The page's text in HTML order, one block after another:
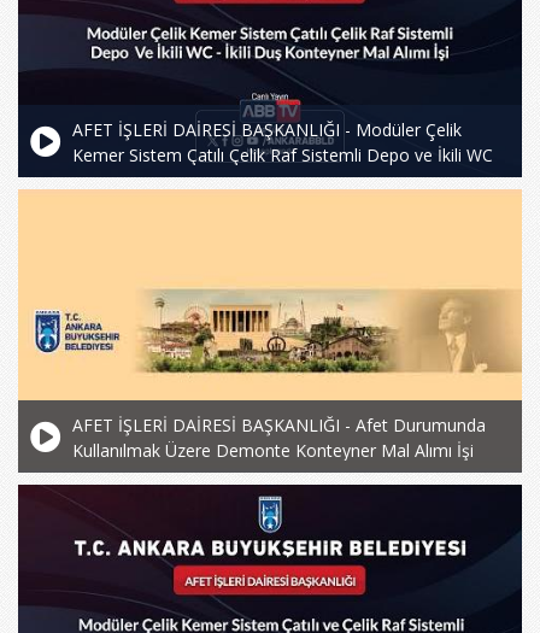
AFET İŞLERİ DAİRESİ BAŞKANLIĞI - Modüler Çelik
Kemer Sistem Çatılı Çelik Raf Sistemli Depo ve İkili WC
-İkili Duş Konteyner Mal Alımı İşi
AFET İŞLERİ DAİRESİ BAŞKANLIĞI - Afet Durumunda
Kullanılmak Üzere Demonte Konteyner Mal Alımı İşi